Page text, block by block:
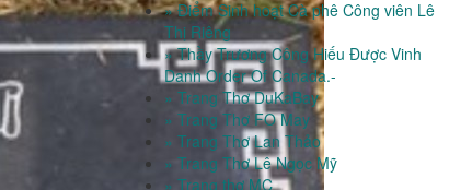
» Điểm Sinh hoạt Cà phê Công viên Lê
Thị Riêng
» Thầy Trương Công Hiếu Được Vinh
Danh Order Of Canada.-
» Trang Thơ DuKaBay
» Trang Thơ FO May
» Trang Thơ Lan Thảo
» Trang Thơ Lê Ngọc Mỹ
» Trang thơ MC